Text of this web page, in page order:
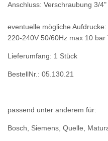
Anschluss: Verschraubung 3/
eventuelle mögliche Aufdrucke:
220-240V 50/60Hz max 10 bar
Lieferumfang: 1 Stück
BestellNr.: 05.130.21
passend unter anderem für:
Bosch, Siemens, Quelle,